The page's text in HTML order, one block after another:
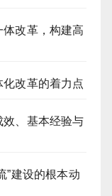
改革，构建高
改革的着力点
、基本经验与
”建设的根本动